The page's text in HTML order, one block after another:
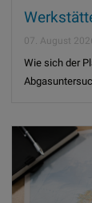
07. August
Wie sich der